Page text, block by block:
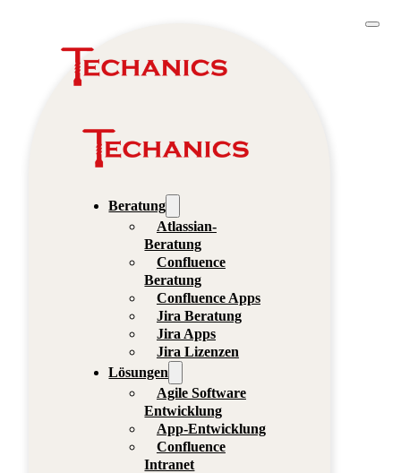
Beratung
Atlassian-
Beratung
Confluence
Beratung
Confluence Apps
Jira Beratung
Jira Apps
Jira Lizenzen
Lösungen
Agile Software
Entwicklung
App-Entwicklung
Confluence
Intranet